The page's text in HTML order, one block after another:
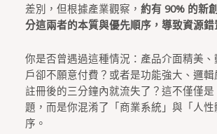
差別，但根據產業觀察， 約有 90% 的新
分這兩者的本質與優先順序，導致資源錯
你是否曾遇過這種情況：產品介面精美
戶卻不願意付費？或者是功能強大、邏
註冊後的三分鐘內就流失了？這不僅僅是
題，而是你混淆了「商業系統」與「人
序。